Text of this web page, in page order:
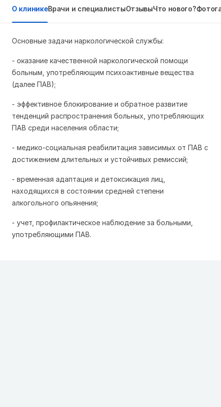
О клиникеВрачи и специалистыОтзывыЧто нового?
Основные задачи наркологической службы:
- оказание качественной наркологической помощи
больным, употребляющим психоактивные вещества
(далее ПАВ);
- эффективное блокирование и обратное развитие
тенденций распространения больных, употребляющих
ПАВ среди населения области;
- медико-социальная реабилитация зависимых от ПАВ с
достижением длительных и устойчивых ремиссий;
- временная адаптация и детоксикация лиц,
находящихся в состоянии средней степени
алкогольного опьянения;
- учет, профилактическое наблюдение за больными,
употребляющими ПАВ.